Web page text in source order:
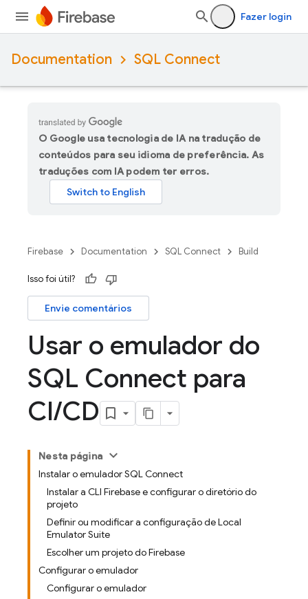
Fazer login
Documentation SQL Connect
O Google usa tecnologia de IA na tradução de
conteúdos para seu idioma de preferência. As
traduções com IA podem ter erros.
Firebase Documentation SQL Connect Build
Isso foi útil?
Envie comentários
Usar o emulador do
SQL Connect para
CI/CD
Nesta página
Instalar o emulador SQL Connect
Instalar a CLI Firebase e configurar o diretório do
projeto
Definir ou modificar a configuração de Local
Emulator Suite
Escolher um projeto do Firebase
Configurar o emulador
Configurar o emulador